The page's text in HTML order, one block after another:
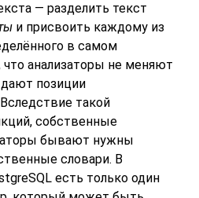
— разделить текст
и присвоить каждому из
в самом
что анализаторы не меняют
позиции
такой
собственные
бывают нужны
словари. В
есть только один